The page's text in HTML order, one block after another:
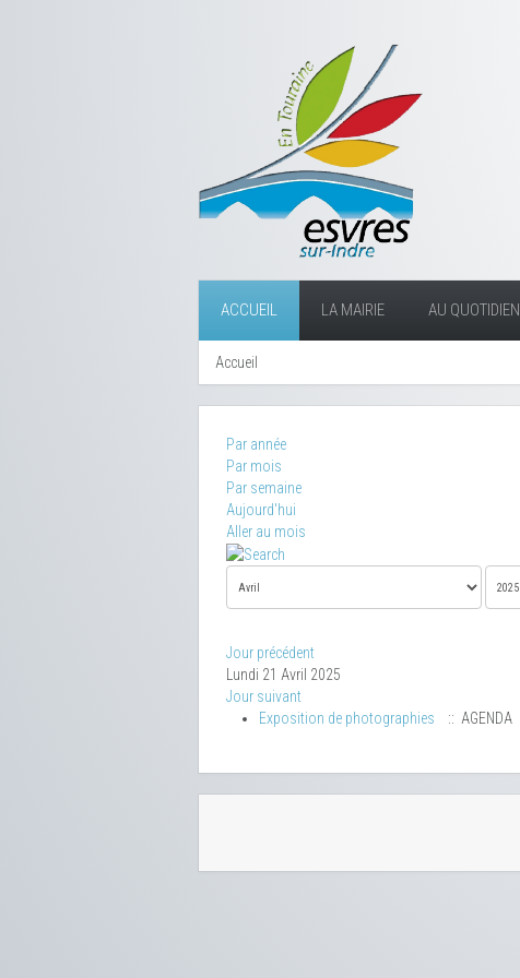
ACCUEIL LA MAIRIE AU QUOTIDIEN
Accueil
Par année
Par mois
Par semaine
Aujourd'hui
Aller au mois
Jour précédent
Lundi 21 Avril 2025
Jour suivant
Exposition de photographies
:: AGENDA